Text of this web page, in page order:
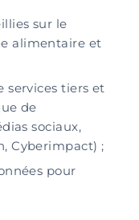
sur le
alimentaire et
services tiers et
de
sociaux,
Cyberimpact) ;
pour